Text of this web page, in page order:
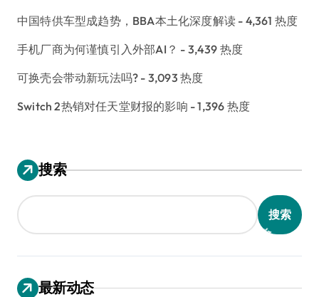
中国特供车型成趋势，BBA本土化深度解读 - 4,361 热度
手机厂商为何谨慎引入外部AI？ - 3,439 热度
可换壳会带动新玩法吗? - 3,093 热度
Switch 2热销对任天堂财报的影响 - 1,396 热度
搜索
搜索
最新动态